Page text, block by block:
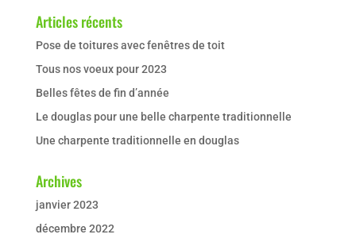
Articles récents
Pose de toitures avec fenêtres de toit
Tous nos voeux pour 2023
Belles fêtes de fin d’année
Le douglas pour une belle charpente traditionnelle
Une charpente traditionnelle en douglas
Archives
janvier 2023
décembre 2022